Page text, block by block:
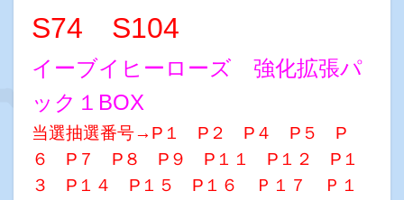
S74 S104
イーブイヒーローズ 強化拡張パ
ック１BOX
当選抽選番号→P１ P２ P４ P５ P
６ P７ P８ P９ P１１ P１２ P１
３ P１４ P１５ P１６ Ｐ１７ Ｐ１